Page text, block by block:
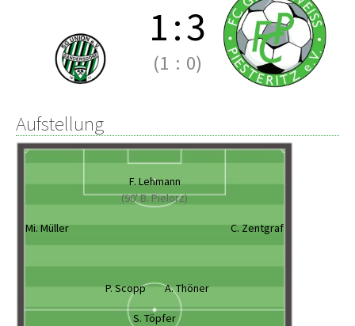
1:3
(1 : 0)
Aufstellung
F. Lehmann
(90' B. Pielorz)
Mi. Müller C. Zentgraf
P. Scopp A. Thöner
S. Töpfer